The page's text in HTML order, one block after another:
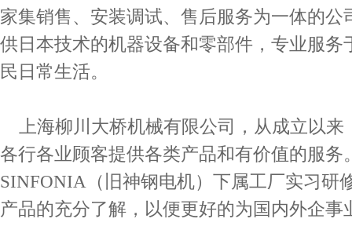
家集销售、安装调试、售后服务为一体的
供日本技术的机器设备和零部件，专业服
民日常生活。
上海柳川大桥机械有限公司，从成立以
各行各业顾客提供各类产品和有价值的服
SINFONIA（旧神钢电机）下属工厂实习研
产品的充分了解，以便更好的为国内外企事